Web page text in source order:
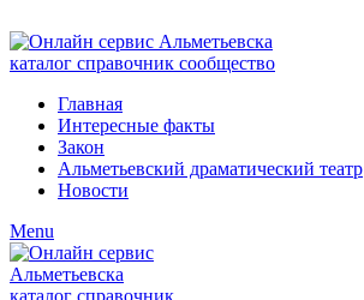
Главная
Интересные факты
Закон
Альметьевский драматический театр
Новости
Menu